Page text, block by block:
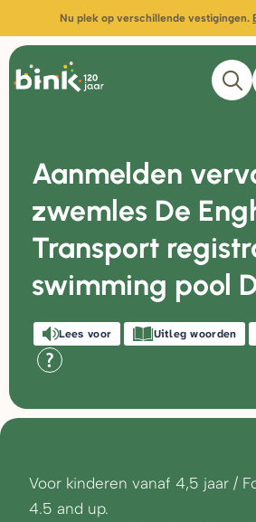
Nu plek op verschillende vestigingen.
Aanmelden
zwemles De
Transport
swimming pool
Lees voor Uitleg woorden
Voor kinderen vanaf 4,5 jaar /
4.5 and up.